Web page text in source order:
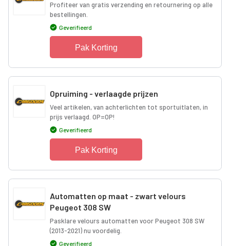
Profiteer van gratis verzending en retournering op alle
bestellingen.
Geverifieerd
Pak Korting
Opruiming - verlaagde prijzen
Veel artikelen, van achterlichten tot sportuitlaten, in
prijs verlaagd. OP=OP!
Geverifieerd
Pak Korting
Automatten op maat - zwart velours
Peugeot 308 SW
Pasklare velours automatten voor Peugeot 308 SW
(2013-2021) nu voordelig.
Geverifieerd